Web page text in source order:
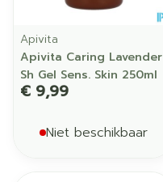
Apivita
Apivita Caring Lavender
Sh Gel Sens. Skin 250ml
€ 9,99
Niet beschikbaar